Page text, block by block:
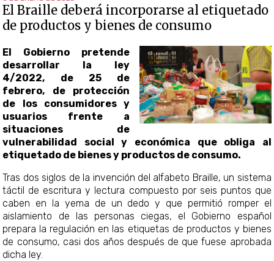
El Braille deberá incorporarse al etiquetado
de productos y bienes de consumo
El Gobierno pretende
desarrollar la ley
4/2022, de 25 de
febrero, de protección
de los consumidores y
usuarios frente a
situaciones de
vulnerabilidad social y económica que obliga al
etiquetado de bienes y productos de consumo.
Tras dos siglos de la invención del alfabeto Braille, un sistema
táctil de escritura y lectura compuesto por seis puntos que
caben en la yema de un dedo y que permitió romper el
aislamiento de las personas ciegas, el Gobierno español
prepara la regulación en las etiquetas de productos y bienes
de consumo, casi dos años después de que fuese aprobada
dicha ley.